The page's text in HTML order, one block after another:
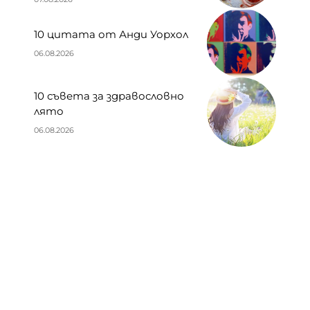
10 цитата от Анди Уорхол
06.08.2026
10 съвета за здравословно
лято
06.08.2026